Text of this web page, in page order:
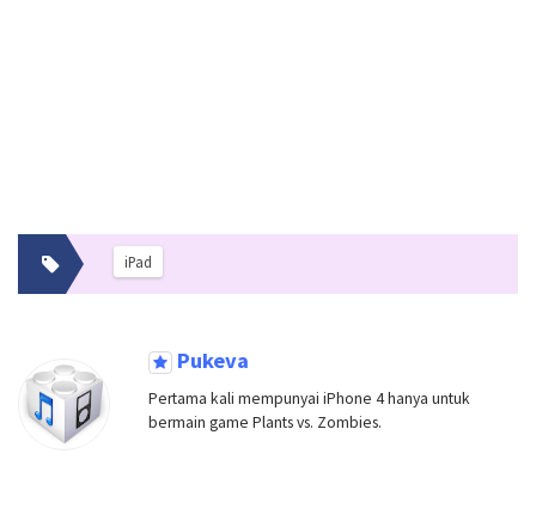
iPad
Pukeva
Pertama kali mempunyai iPhone 4 hanya untuk
bermain game Plants vs. Zombies.